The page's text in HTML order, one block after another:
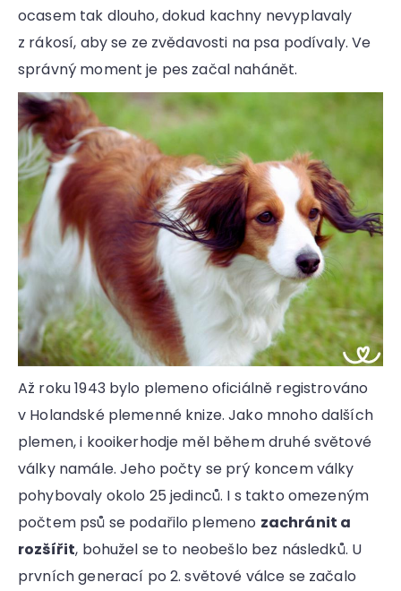
ocasem tak dlouho, dokud kachny nevyplavaly
z rákosí, aby se ze zvědavosti na psa podívaly. Ve
správný moment je pes začal nahánět.
Až roku 1943 bylo plemeno oficiálně registrováno
v Holandské plemenné knize. Jako mnoho dalších
plemen, i kooikerhodje měl během druhé světové
války namále. Jeho počty se prý koncem války
pohybovaly okolo 25 jedinců. I s takto omezeným
počtem psů se podařilo plemeno zachránit a
rozšířit, bohužel se to neobešlo bez následků. U
prvních generací po 2. světové válce se začalo